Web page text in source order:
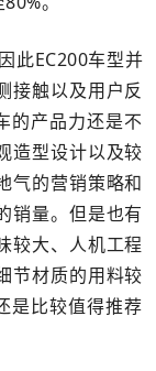
此EC200车型并
接触以及用户反
的产品力还是不
造型设计以及较
气的营销策略和
销量。但是也有
较大、人机工程
节材质的用料较
是比较值得推荐